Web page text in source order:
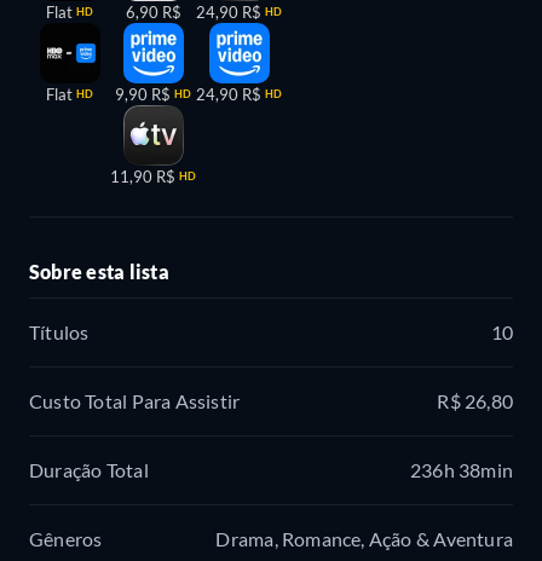
Flat HD
Flat HD
6,90 R$
9,90 R$ HD
11,90 R$ HD
24,90 R$ HD
24,90 R$ HD
Sobre esta lista
Títulos 10
Custo Total Para Assistir R$ 26,80
Duração Total 236h 38min
Gêneros Drama, Romance, Ação & Aventura